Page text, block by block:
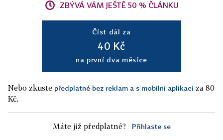
ZBÝVÁ VÁM JEŠTĚ 50 % ČLÁNKU
Číst dál za
40 Kč
na první dva měsíce
Nebo zkuste předplatné bez reklam a s mobilní aplikací za 80
Kč.
Máte již předplatné? Přihlaste se